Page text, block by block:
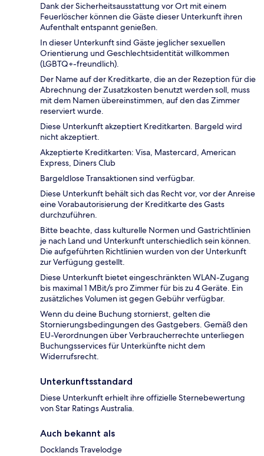
Dank der Sicherheitsausstattung vor Ort mit einem
Feuerlöscher können die Gäste dieser Unterkunft ihren
Aufenthalt entspannt genießen.
In dieser Unterkunft sind Gäste jeglicher sexuellen
Orientierung und Geschlechtsidentität willkommen
(LGBTQ+-freundlich).
Der Name auf der Kreditkarte, die an der Rezeption für die
Abrechnung der Zusatzkosten benutzt werden soll, muss
mit dem Namen übereinstimmen, auf den das Zimmer
reserviert wurde.
Diese Unterkunft akzeptiert Kreditkarten. Bargeld wird
nicht akzeptiert.
Akzeptierte Kreditkarten: Visa, Mastercard, American
Express, Diners Club
Bargeldlose Transaktionen sind verfügbar.
Diese Unterkunft behält sich das Recht vor, vor der Anreise
eine Vorabautorisierung der Kreditkarte des Gasts
durchzuführen.
Bitte beachte, dass kulturelle Normen und Gastrichtlinien
je nach Land und Unterkunft unterschiedlich sein können.
Die aufgeführten Richtlinien wurden von der Unterkunft
zur Verfügung gestellt.
Diese Unterkunft bietet eingeschränkten WLAN-Zugang
bis maximal 1 MBit/s pro Zimmer für bis zu 4 Geräte. Ein
zusätzliches Volumen ist gegen Gebühr verfügbar.
Wenn du deine Buchung stornierst, gelten die
Stornierungsbedingungen des Gastgebers. Gemäß den
EU-Verordnungen über Verbraucherrechte unterliegen
Buchungsservices für Unterkünfte nicht dem
Widerrufsrecht.
Unterkunftsstandard
Diese Unterkunft erhielt ihre offizielle Sternebewertung
von Star Ratings Australia.
Auch bekannt als
Docklands Travelodge